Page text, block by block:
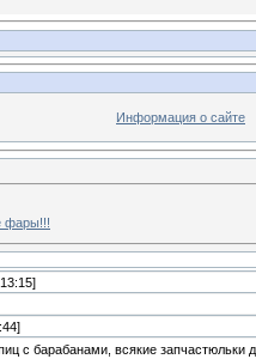
Информация о сайте
фары!!!
с барабанами, всякие запчастюльки